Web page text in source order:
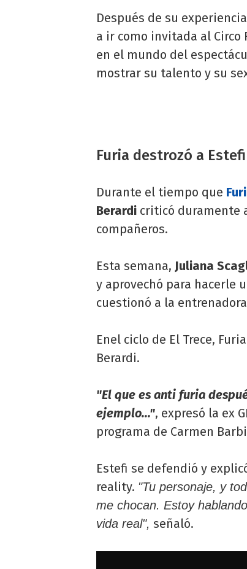
Después de su
a ir como invitada al Circo
en el mundo del
mostrar su talento y su
Furia destrozó a
Durante el tiempo que
Berardi criticó duramente
compañeros.
Esta semana, Juliana
y aprovechó para hacerle
cuestionó a la
Enel ciclo de El Trece,
Berardi.
"El que es anti furia
ejemplo...", expresó la ex
programa de Carmen
Estefi se defendió y
reality. "Tu personaje, y
me chocan. Estoy
vida real", señaló.